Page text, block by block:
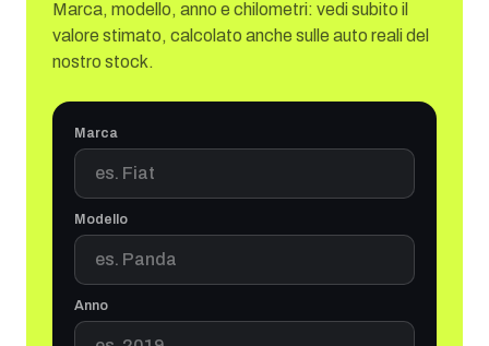
Marca, modello, anno e chilometri: vedi subito il
valore stimato, calcolato anche sulle auto reali del
nostro stock.
Marca
Modello
Anno